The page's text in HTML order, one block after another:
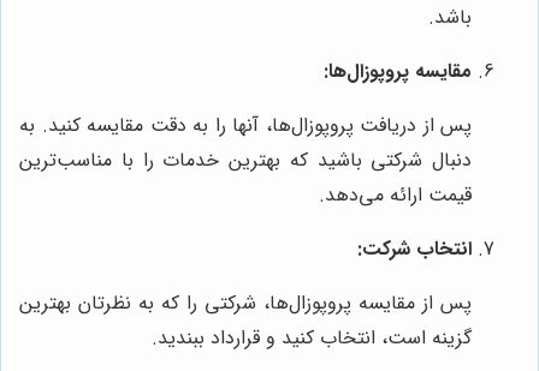
باشد.
مقایسه پروپوزال‌ها:
پس از دریافت پروپوزال‌ها، آنها را به دقت مقایسه کنید. به
دنبال شرکتی باشید که بهترین خدمات را با مناسب‌ترین
قیمت ارائه می‌دهد.
انتخاب شرکت:
پس از مقایسه پروپوزال‌ها، شرکتی را که به نظرتان بهترین
گزینه است، انتخاب کنید و قرارداد ببندید.